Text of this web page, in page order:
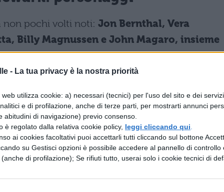
- La tua privacy è la nostra priorità
utilizza cookie: a) necessari (tecnici) per l'uso del sito e dei
e di profilazione, anche di terze parti, per mostrarti annunci
abitudini di navigazione) previo consenso.
è regolato dalla relativa cookie policy, leggi cliccando qui
ai cookies facoltativi puoi accettarli tutti cliccando sul bottone
su Gestisci opzioni è possibile accedere al pannello di controllo
di profilazione); Se rifiuti tutto, userai solo i cookie tecnici di
non pochi volti noti: Jon Bernthal, Vera
Billy Magnussen e John Magaro, insieme
i panni di Richard “Dickie” Moltisanti, padre di
che interpreterà la versione più
Soprano. Nel cast della serie originale invece
Melfi